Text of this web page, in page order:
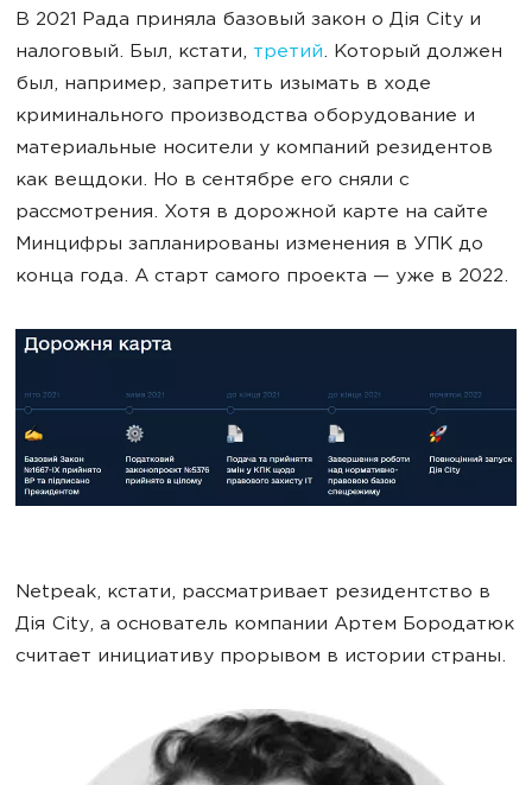
В 2021 Рада приняла базовый закон о Дія City и
налоговый. Был, кстати, третий. Который должен
был, например, запретить изымать в ходе
криминального производства оборудование и
материальные носители у компаний резидентов
как вещдоки. Но в сентябре его сняли с
рассмотрения. Хотя в дорожной карте на сайте
Минцифры запланированы изменения в УПК до
конца года. А старт самого проекта — уже в 2022.
Netpeak, кстати, рассматривает резидентство в
Дія City, а основатель компании Артем Бородатюк
считает инициативу прорывом в истории страны.